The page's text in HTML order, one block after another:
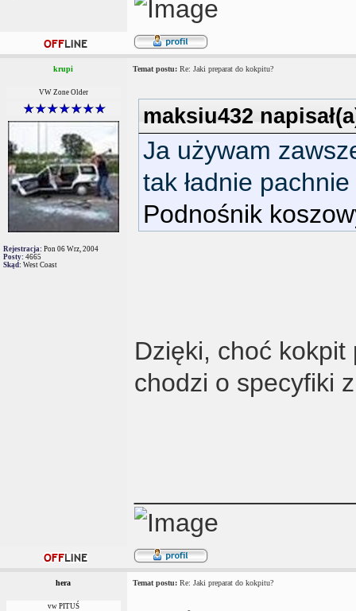
krupi Temat postu: Re: Jaki preparat do kokpitu?
VW Zone Older
Rejestracja: Pon 06 Wrz, 2004
Posty: 4665
Skąd: West Coast
maksiu432
Ja używam
tak ładnie
Podnośnik
Dzięki, choć
chodzi o specyfiki
hera Temat postu: Re: Jaki preparat do kokpitu?
vw PITUŚ